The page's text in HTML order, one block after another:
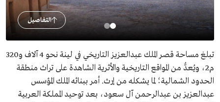
التفاصيل
تبلغ مساحة قصر الملك عبدالعزيز التاريخي في لينة نحو 4 آلاف و320
م2، ويُعدُّ من المواقع التاريخية والأثرية الشاهدة على تراث منطقة
الحدود الشمالية؛ لما يشكله من إرث. أمر ببنائه الملك المؤسس
عبدالعزيز بن عبدالرحمن آل سعود، بعد توحيد المملكة العربية